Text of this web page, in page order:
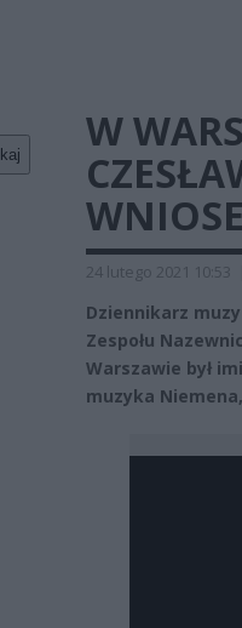
W
24 lutego 2021 10:53
Dziennikarz
Zespołu
Warszawie był
muzyka